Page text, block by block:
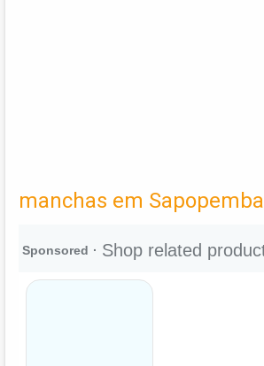
manchas em Sapopemba